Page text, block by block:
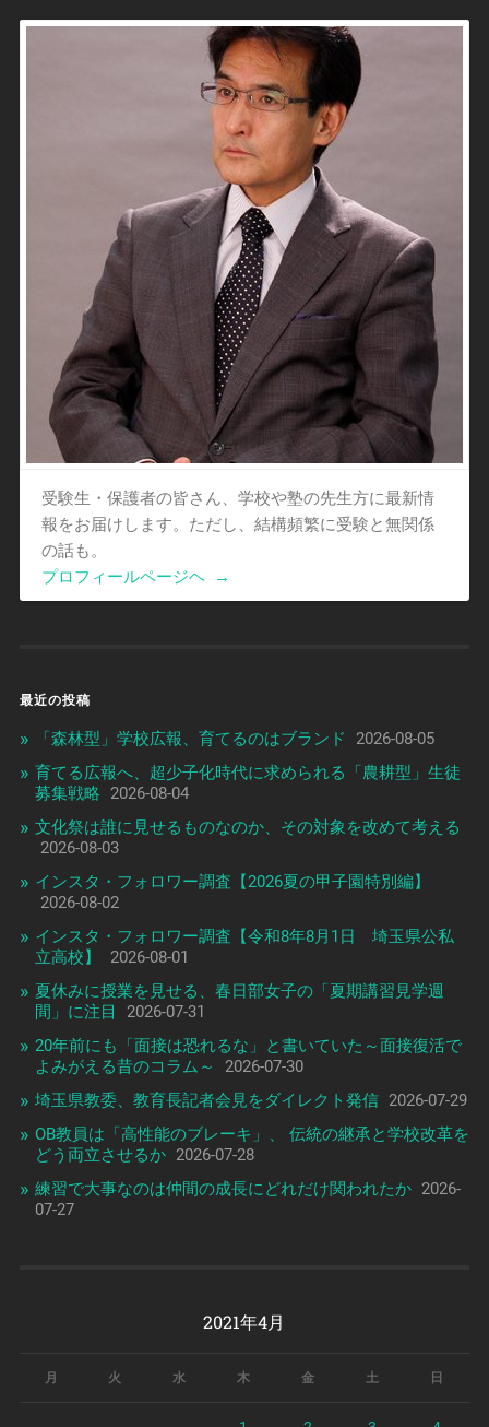
受験生・保護者の皆さん、学校や塾の先生方に最新情
報をお届けします。ただし、結構頻繁に受験と無関係
の話も。
プロフィールページヘ
→
最近の投稿
「森林型」学校広報、育てるのはブランド
2026-08-05
育てる広報へ、超少子化時代に求められる「農耕型」生徒
募集戦略
2026-08-04
文化祭は誰に見せるものなのか、その対象を改めて考える
2026-08-03
インスタ・フォロワー調査【2026夏の甲子園特別編】
2026-08-02
インスタ・フォロワー調査【令和8年8月1日 埼玉県公私
立高校】
2026-08-01
夏休みに授業を見せる、春日部女子の「夏期講習見学週
間」に注目
2026-07-31
20年前にも「面接は恐れるな」と書いていた～面接復活で
よみがえる昔のコラム～
2026-07-30
埼玉県教委、教育長記者会見をダイレクト発信 2026-07-29
OB教員は「高性能のブレーキ」、 伝統の継承と学校改革を
どう両立させるか 2026-07-28
練習で大事なのは仲間の成長にどれだけ関われたか 2026-
07-27
2021年4月
月 火 水 木 金 土 日